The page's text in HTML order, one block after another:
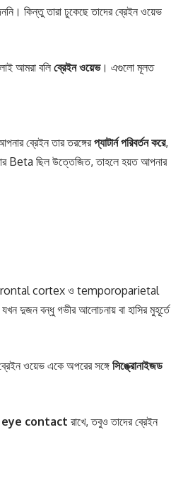
কিন্তু তারা ঢুকেছে তাদের ব্রেইন ওয়েভ
আমরা বলি ব্রেইনওয়েভ। এগুলো মূলত
ব্রেইন তার তরঙ্গেরপ্যাটার্নপরিবর্তনকরে,
তার Beta ছিল উত্তেজিত, তাহলে হয়ত আপনার
prefrontal cortex ও temporoparietal
দুজন বন্ধু গভীর আলোচনায় বা হাসির মুহূর্তে
ওয়েভ একে অপরের সঙ্গে সিঙ্ক্রোনাইজড
eye contact রাখে, তবুও তাদের ব্রেইন